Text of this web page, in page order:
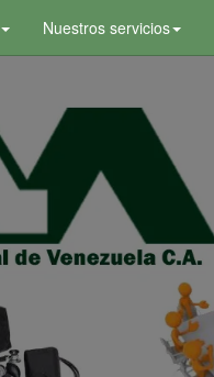
Nuestros servicios